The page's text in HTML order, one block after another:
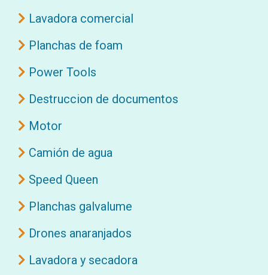
Lavadora comercial
Planchas de foam
Power Tools
Destruccion de documentos
Motor
Camión de agua
Speed Queen
Planchas galvalume
Drones anaranjados
Lavadora y secadora